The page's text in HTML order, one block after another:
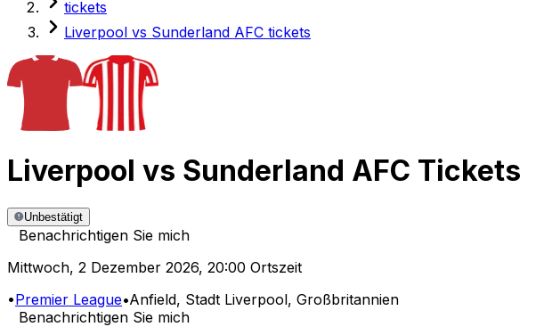
tickets
Liverpool vs Sunderland AFC tickets
Liverpool vs Sunderland AFC Tickets
Unbestätigt
Benachrichtigen Sie mich
Mittwoch, 2 Dezember 2026, 20:00 Ortszeit
•Premier League•Anfield, Stadt Liverpool, Großbritannien
Benachrichtigen Sie mich